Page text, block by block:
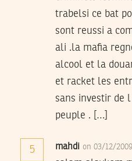
trabelsi ce bat
sont reussi a
ali .la mafia
alcool et la
et racket les
sans investir de
peuple . […]
5 mahdi on 03/12/